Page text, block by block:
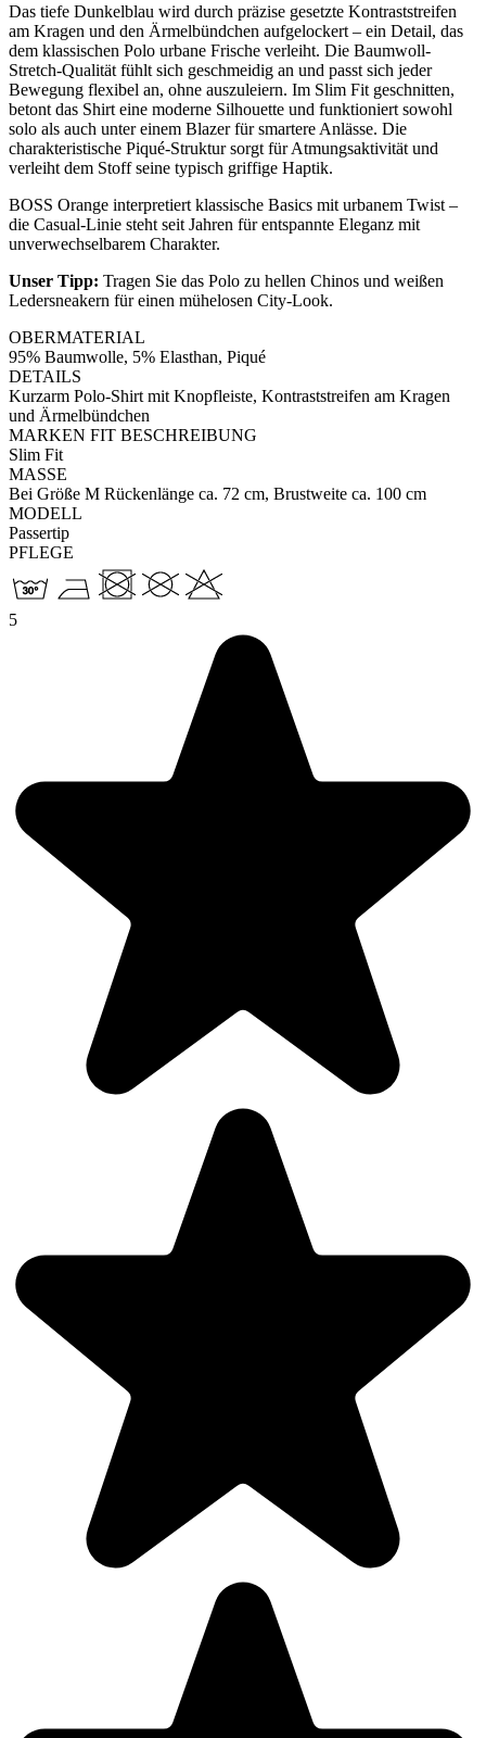
Das tiefe Dunkelblau wird durch präzise gesetzte Kontraststreifen
am Kragen und den Ärmelbündchen aufgelockert – ein Detail, das
dem klassischen Polo urbane Frische verleiht. Die Baumwoll-
Stretch-Qualität fühlt sich geschmeidig an und passt sich jeder
Bewegung flexibel an, ohne auszuleiern. Im Slim Fit geschnitten,
betont das Shirt eine moderne Silhouette und funktioniert sowohl
solo als auch unter einem Blazer für smartere Anlässe. Die
charakteristische Piqué-Struktur sorgt für Atmungsaktivität und
verleiht dem Stoff seine typisch griffige Haptik.
BOSS Orange interpretiert klassische Basics mit urbanem Twist –
die Casual-Linie steht seit Jahren für entspannte Eleganz mit
unverwechselbarem Charakter.
Unser Tipp: Tragen Sie das Polo zu hellen Chinos und weißen
Ledersneakern für einen mühelosen City-Look.
OBERMATERIAL
95% Baumwolle, 5% Elasthan, Piqué
DETAILS
Kurzarm Polo-Shirt mit Knopfleiste, Kontraststreifen am Kragen
und Ärmelbündchen
MARKEN FIT BESCHREIBUNG
Slim Fit
MASSE
Bei Größe M Rückenlänge ca. 72 cm, Brustweite ca. 100 cm
MODELL
Passertip
PFLEGE
5